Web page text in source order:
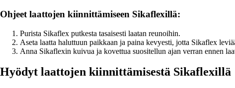
Ohjeet laattojen kiinnittämiseen Sikaflexillä:
Purista Sikaflex putkesta tasaisesti laatan reunoihin.
Aseta laatta haluttuun paikkaan ja paina kevyesti, jotta Sikaflex
Anna Sikaflexin kuivua ja kovettua suositellun ajan verran ennen
Hyödyt laattojen kiinnittämisestä Sikaflexillä